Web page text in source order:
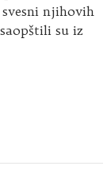
njihovih
su iz